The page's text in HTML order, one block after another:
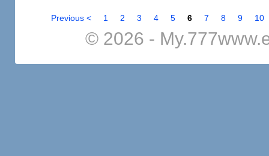
Previous < 1 2 3 4 5 6 7 8 9 10
© 2026 -